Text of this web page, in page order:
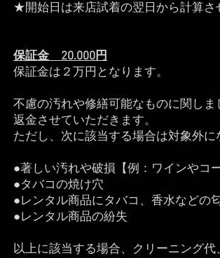
★開始日は来店試着の翌日から計算さ
保証金 20.000円
保証金は２万円となります。
不慮の汚れや修繕可能なものに関し
返金させていただきます。
ただし、次に該当する場合は対象外に
●著しい汚れや破損【例：ワインやコ
●タバコの焼け穴
●レンタル商品にタバコ、香水などの
●レンタル商品の紛失
以上に該当する場合、クリーニング